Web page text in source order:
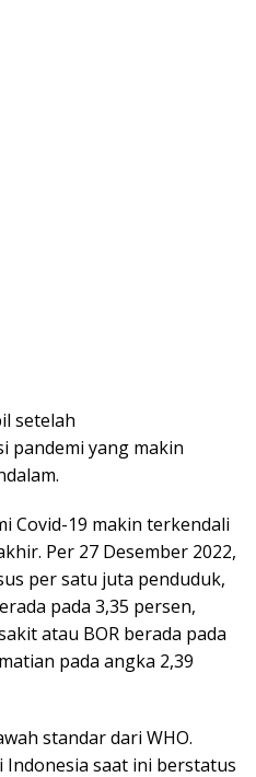
setelah
pandemi yang makin
Covid-19 makin terkendali
Per 27 Desember 2022,
per satu juta penduduk,
pada 3,35 persen,
atau BOR berada pada
pada angka 2,39
standar dari WHO.
saat ini berstatus